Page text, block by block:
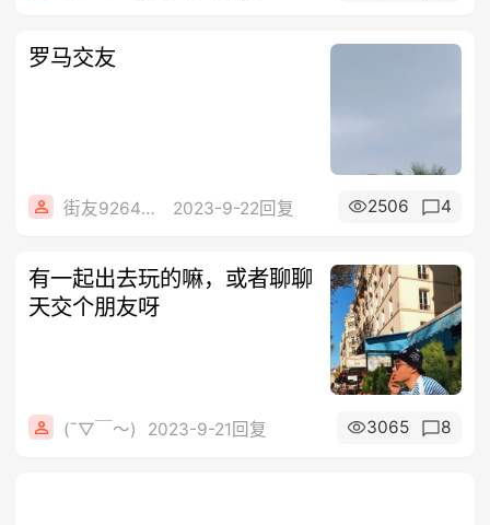
罗马交友
街友92645608 2023-9-22回复 2506 4
有一起出去玩的嘛，或者聊聊
天交个朋友呀
(ˉ▽￣～) 2023-9-21回复 3065 8